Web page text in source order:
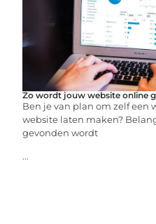
Zo wordt jouw website online
Ben je van plan om zelf een
website laten maken?
gevonden wordt
...